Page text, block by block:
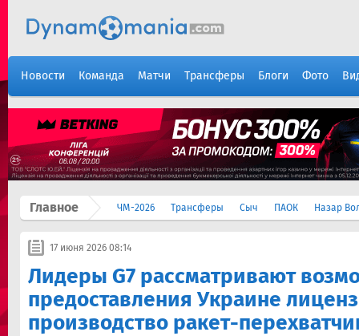
Новости Команда Матчи Трансферы Блоги Фото
Главное ЧМ-2026 Трансферы Сыч ПАОК Назар
17 июня 2026 08:14
Лидеры G7 рассматривают
предоставления Украине
производство ракет-